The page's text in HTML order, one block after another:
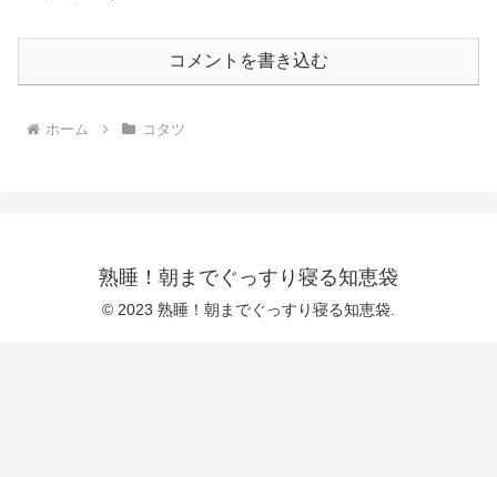
コメントを書き込む
ホーム コタツ
熟睡！朝までぐっすり寝る知恵袋
© 2023 熟睡！朝までぐっすり寝る知恵袋.